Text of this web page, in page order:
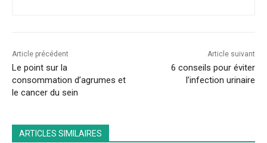
Article précédent
Le point sur la
consommation d’agrumes et
le cancer du sein
Article suivant
6 conseils pour éviter
l’infection urinaire
ARTICLES SIMILAIRES